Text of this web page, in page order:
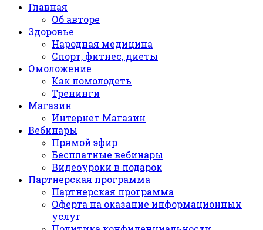
Главная
Об авторе
Здоровье
Народная медицина
Спорт, фитнес, диеты
Омоложение
Как помолодеть
Тренинги
Магазин
Интернет Магазин
Вебинары
Прямой эфир
Бесплатные вебинары
Видеоуроки в подарок
Партнерская программа
Партнерская программа
Оферта на оказание информационных
услуг